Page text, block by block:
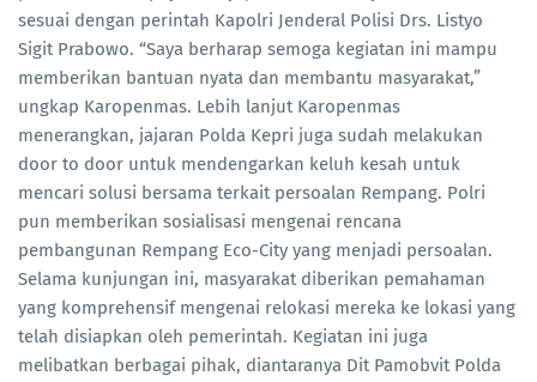
sesuai dengan perintah Kapolri Jenderal Polisi Drs. Listyo
Sigit Prabowo. “Saya berharap semoga kegiatan ini mampu
memberikan bantuan nyata dan membantu masyarakat,”
ungkap Karopenmas. Lebih lanjut Karopenmas
menerangkan, jajaran Polda Kepri juga sudah melakukan
door to door untuk mendengarkan keluh kesah untuk
mencari solusi bersama terkait persoalan Rempang. Polri
pun memberikan sosialisasi mengenai rencana
pembangunan Rempang Eco-City yang menjadi persoalan.
Selama kunjungan ini, masyarakat diberikan pemahaman
yang komprehensif mengenai relokasi mereka ke lokasi yang
telah disiapkan oleh pemerintah. Kegiatan ini juga
melibatkan berbagai pihak, diantaranya Dit Pamobvit Polda